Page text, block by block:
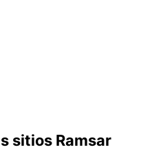
sitios Ramsar